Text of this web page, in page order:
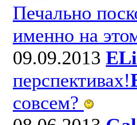
Печально
именно на
09.09.2013 ELi
перспективах!
совсем?